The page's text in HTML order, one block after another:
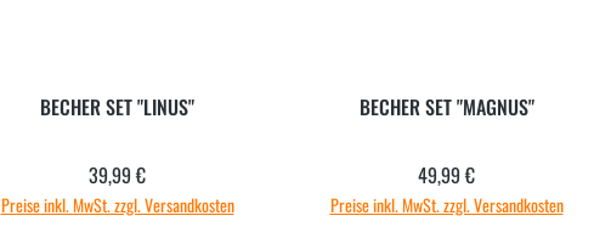
BECHER SET "LINUS"
Regulärer Preis:
39,99 €
Preise inkl. MwSt. zzgl. Versandkosten
BECHER SET "MAGNUS"
Regulärer Preis:
49,99 €
Preise inkl. MwSt. zzgl. Versandkosten